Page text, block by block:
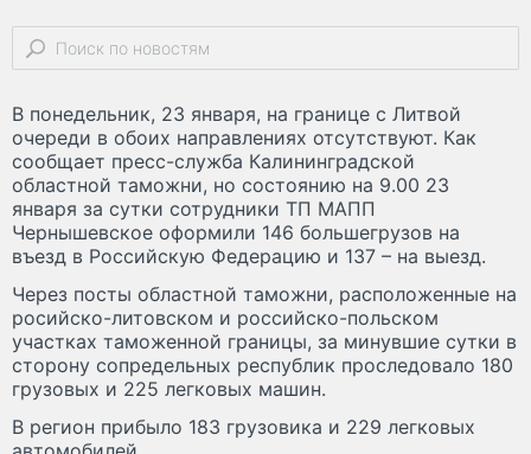
В понедельник, 23 января, на границе с Литвой
очереди в обоих направлениях отсутствуют. Как
сообщает пресс-служба Калининградской
областной таможни, но состоянию на 9.00 23
января за сутки сотрудники ТП МАПП
Чернышевское оформили 146 большегрузов на
въезд в Российскую Федерацию и 137 – на выезд.
Через посты областной таможни, расположенные на
росийско-литовском и российско-польском
участках таможенной границы, за минувшие сутки в
сторону сопредельных республик проследовало 180
грузовых и 225 легковых машин.
В регион прибыло 183 грузовика и 229 легковых